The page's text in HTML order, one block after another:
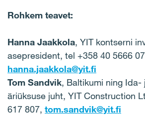
Rohkem teavet:
Hanna Jaakkola, YIT kontserni
asepresident, tel +358 40 5666
hanna.jaakkola@yit.fi
Tom Sandvik, Baltikumi ning Ida-
äriüksuse juht, YIT Construction
617 807, tom.sandvik@yit.fi